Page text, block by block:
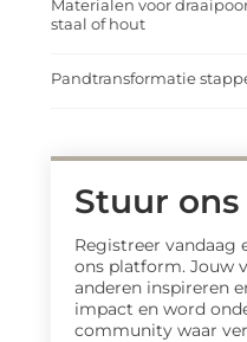
Materialen voor
staal of hout
Pandtransformatie
Stuur
Registreer vandaag
ons platform. Jouw
anderen inspireren
impact en word
community waar